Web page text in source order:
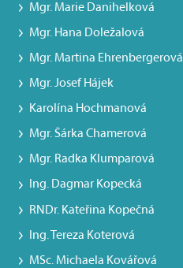
Mgr. Marie Danihelková
Mgr. Hana Doležalová
Mgr. Martina Ehrenbergerová
Mgr. Josef Hájek
Karolína Hochmanová
Mgr. Šárka Chamerová
Mgr. Radka Klumparová
Ing. Dagmar Kopecká
RNDr. Kateřina Kopečná
Ing. Tereza Koterová
MSc. Michaela Kovářová